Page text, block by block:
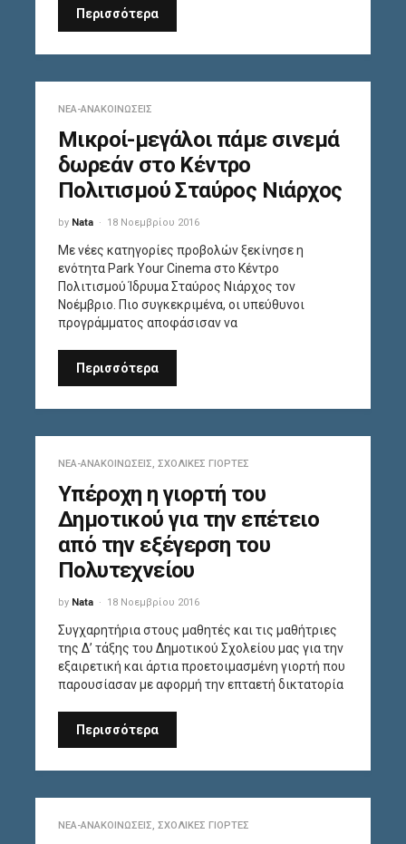
Περισσότερα
ΝΈΑ-ΑΝΑΚΟΙΝΏΣΕΙΣ
Μικροί-μεγάλοι πάμε σινεμά
δωρεάν στο Κέντρο
Πολιτισμού Σταύρος Νιάρχος
by Nata 18 Νοεμβρίου 2016
Με νέες κατηγορίες προβολών ξεκίνησε η
ενότητα Park Your Cinema στο Κέντρο
Πολιτισμού Ίδρυμα Σταύρος Νιάρχος τον
Νοέμβριο. Πιο συγκεκριμένα, οι υπεύθυνοι
προγράμματος αποφάσισαν να
Περισσότερα
ΝΈΑ-ΑΝΑΚΟΙΝΏΣΕΙΣ, ΣΧΟΛΙΚΈΣ ΓΙΟΡΤΈΣ
Υπέροχη η γιορτή του
Δημοτικού για την επέτειο
από την εξέγερση του
Πολυτεχνείου
by Nata 18 Νοεμβρίου 2016
Συγχαρητήρια στους μαθητές και τις μαθήτριες
της Δ’ τάξης του Δημοτικού Σχολείου μας για την
εξαιρετική και άρτια προετοιμασμένη γιορτή που
παρουσίασαν με αφορμή την επταετή δικτατορία
Περισσότερα
ΝΈΑ-ΑΝΑΚΟΙΝΏΣΕΙΣ, ΣΧΟΛΙΚΈΣ ΓΙΟΡΤΈΣ